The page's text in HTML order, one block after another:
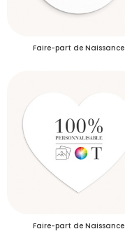
Faire-part de Naissance
Faire-part de Naissance